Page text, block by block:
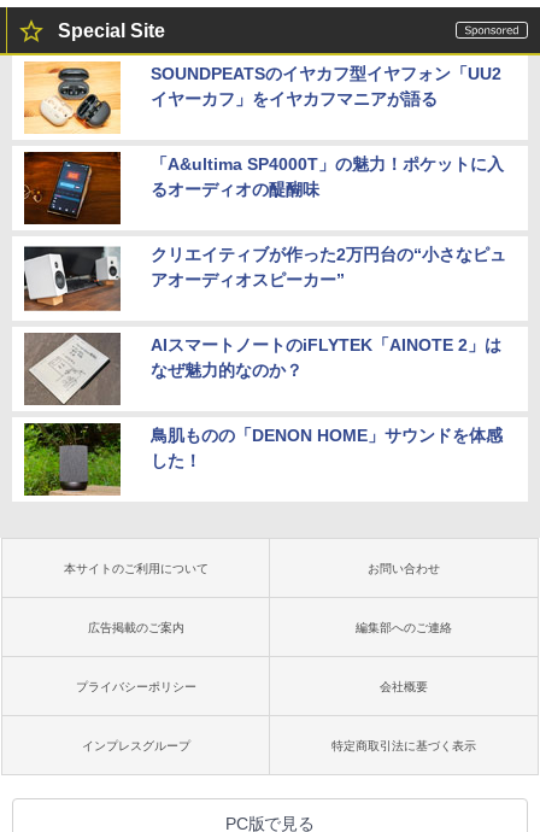
Special Site
SOUNDPEATSのイヤカフ型イヤフォン「UU2
イヤーカフ」をイヤカフマニアが語る
「A&ultima SP4000T」の魅力！ポケットに入
るオーディオの醍醐味
クリエイティブが作った2万円台の“小さなピュ
アオーディオスピーカー”
AIスマートノートのiFLYTEK「AINOTE 2」は
なぜ魅力的なのか？
鳥肌ものの「DENON HOME」サウンドを体感
した！
本サイトのご利用について お問い合わせ
広告掲載のご案内 編集部へのご連絡
プライバシーポリシー 会社概要
インプレスグループ 特定商取引法に基づく表示
PC版で見る